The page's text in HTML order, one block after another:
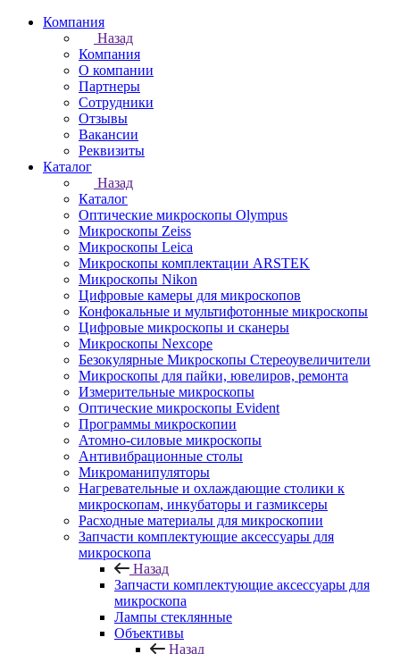
Компания
Назад
Компания
О компании
Партнеры
Сотрудники
Отзывы
Вакансии
Реквизиты
Каталог
Назад
Каталог
Оптические микроскопы Olympus
Микроскопы Zeiss
Микроскопы Leica
Микроскопы комплектации ARSTEK
Микроскопы Nikon
Цифровые камеры для микроскопов
Конфокальные и мультифотонные микроскопы
Цифровые микроскопы и сканеры
Микроскопы Nexcope
Безокулярные Микроскопы Стереоувеличители
Микроскопы для пайки, ювелиров, ремонта
Измерительные микроскопы
Оптические микроскопы Evident
Программы микроскопии
Атомно-силовые микроскопы
Антивибрационные столы
Микроманипуляторы
Нагревательные и охлаждающие столики к
микроскопам, инкубаторы и газмиксеры
Расходные материалы для микроскопии
Запчасти комплектующие аксессуары для
микроскопа
Назад
Запчасти комплектующие аксессуары для
микроскопа
Лампы стеклянные
Объективы
Назад